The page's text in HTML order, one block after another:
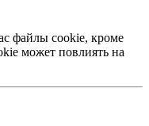
файлы cookie, кроме
может повлиять на